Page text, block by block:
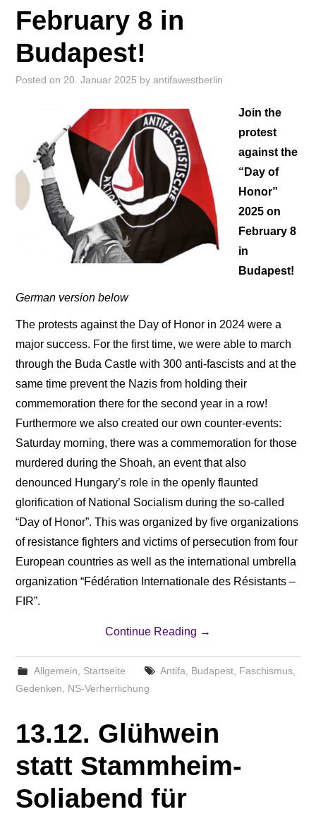
February 8 in
Budapest!
Posted on 20. Januar 2025 byantifawestberlin
Join the
protest
against the
“Day of
Honor”
2025 on
February 8
in
Budapest!
German version below
The protests against the Day of Honor in 2024 were a
major success. For the first time, we were able to march
through the Buda Castle with 300 anti-fascists and at the
same time prevent the Nazis from holding their
commemoration there for the second year in a row!
Furthermore we also created our own counter-events:
Saturday morning, there was a commemoration for those
murdered during the Shoah, an event that also
denounced Hungary’s role in the openly flaunted
glorification of National Socialism during the so-called
“Day of Honor”. This was organized by five organizations
of resistance fighters and victims of persecution from four
European countries as well as the international umbrella
organization “Fédération Internationale des Résistants –
FIR”.
Continue Reading →
Allgemein Startseite Antifa Budapest, Faschismus,
Gedenken
NS-Verherrlichung
13.12. Glühwein
statt Stammheim-
Soliabend für